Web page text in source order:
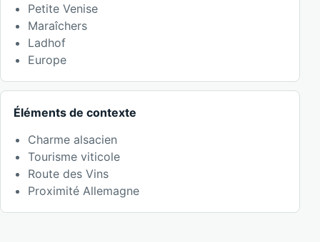
Petite Venise
Maraîchers
Ladhof
Europe
Éléments de contexte
Charme alsacien
Tourisme viticole
Route des Vins
Proximité Allemagne